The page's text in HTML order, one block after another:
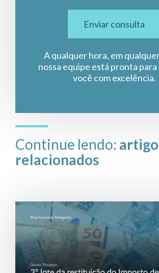
Enviar consulta
A qualquer hora, em
nossa equipe está pronta
você com excelência.
Continue lendo:
relacionados